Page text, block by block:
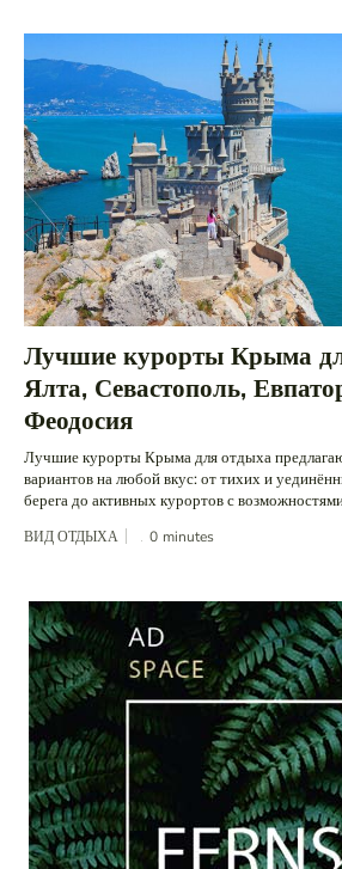
Лучшие курорты Крыма
Ялта, Севастополь,
Феодосия
Лучшие курорты Крыма для отдыха
вариантов на любой вкус: от тихих и
берега до активных курортов с
ВИД ОТДЫХА 0 minutes